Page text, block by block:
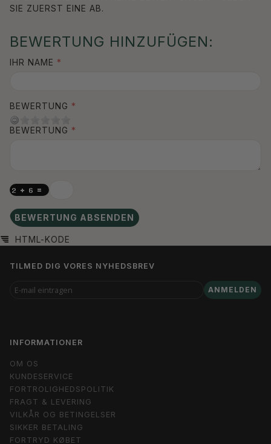
SIE ZUERST EINE AB.
BEWERTUNG HINZUFÜGEN:
IHR NAME
BEWERTUNG
BEWERTUNG
BEWERTUNG ABSENDEN
HTML-KODE
TILMED DIG VORES NYHEDSBREV
E-
MAIL
ANMELDEN
INFORMATIONER
OM OS
KUNDESERVICE
FORTROLIGHEDSPOLITIK
FRAGT & LEVERING
VILKÅR OG BETINGELSER
SIKKER BETALING
FORTRYD KØBET